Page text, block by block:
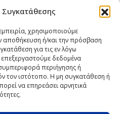
Συγκατάθεσης
χρησιμοποιούμε
αποθήκευση ή/και την πρόσβαση
για τις εν λόγω
επεξεργαστούμε δεδομένα
περιήγησης ή
τον ιστότοπο. Η μη συγκατάθεση ή
να επηρεάσει αρνητικά